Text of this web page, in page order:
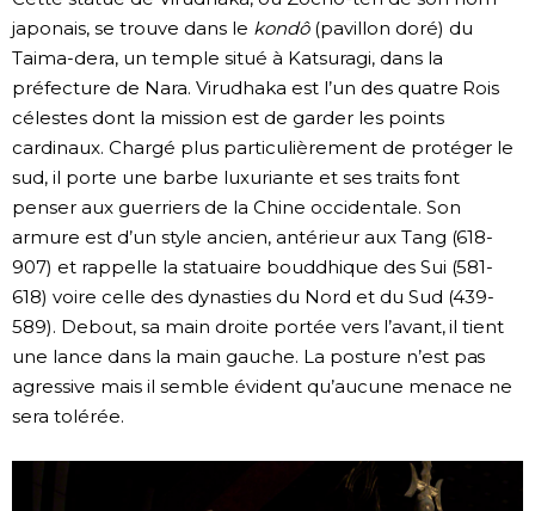
japonais, se trouve dans le kondô(pavillon doré) du
Taima-dera, un temple situé à Katsuragi, dans la
préfecture de Nara. Virudhaka est l’un des quatre Rois
célestes dont la mission est de garder les points
cardinaux. Chargé plus particulièrement de protéger le
sud, il porte une barbe luxuriante et ses traits font
penser aux guerriers de la Chine occidentale. Son
armure est d’un style ancien, antérieur aux Tang (618-
907) et rappelle la statuaire bouddhique des Sui (581-
618) voire celle des dynasties du Nord et du Sud (439-
589). Debout, sa main droite portée vers l’avant, il tient
une lance dans la main gauche. La posture n’est pas
agressive mais il semble évident qu’aucune menace ne
sera tolérée.